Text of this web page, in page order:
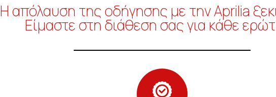
Η απόλαυση της οδήγησης με την Aprilia
Είμαστε στη διάθεση σας για κάθε